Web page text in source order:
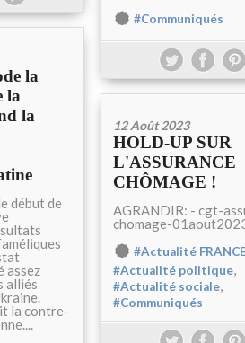
#Communiqués
la
la
la
début de
assez
alliés
la contre-
12 Août 2023
HOLD-UP SUR
L'ASSURANCE
CHÔMAGE !
AGRANDIR: - cgt-
chomage-
#Actualité FRANCE
#Actualité politique,
#Actualité sociale,
#Communiqués